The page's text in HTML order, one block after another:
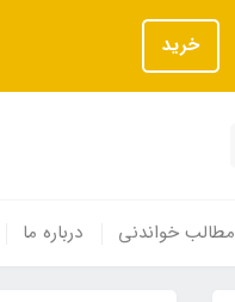
خرید
مطالب خواندنی درباره ما